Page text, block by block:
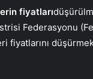
fiyatları
Federasyonu
düşürmek